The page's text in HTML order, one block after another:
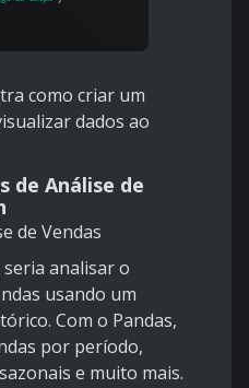
como criar um
dados ao
de Análise de
de Vendas
analisar o
usando um
Com o Pandas,
por período,
e muito mais.